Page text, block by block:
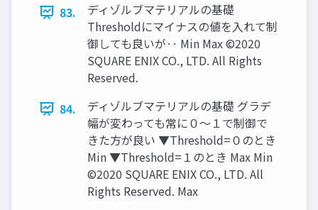
83.
ディゾルブマテリアルの基礎
Thresholdにマイナスの値を入れて制
御しても良いが‥ Min Max ©2020
SQUARE ENIX CO., LTD. All Rights
Reserved.
84.
ディゾルブマテリアルの基礎 グラデ
幅が変わっても常に０～１で制御で
きた方が良い ▼Threshold=０のとき
Min ▼Threshold=１のとき Max Min
©2020 SQUARE ENIX CO., LTD. All
Rights Reserved. Max